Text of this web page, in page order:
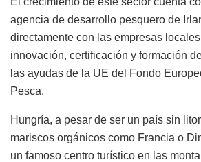
agencia de desarrollo pesquero de
directamente con las empresas
innovación, certificación y formación
las ayudas de la UE del Fondo
Pesca.
Hungría, a pesar de ser un país sin
mariscos orgánicos como Francia o
un famoso centro turístico en las